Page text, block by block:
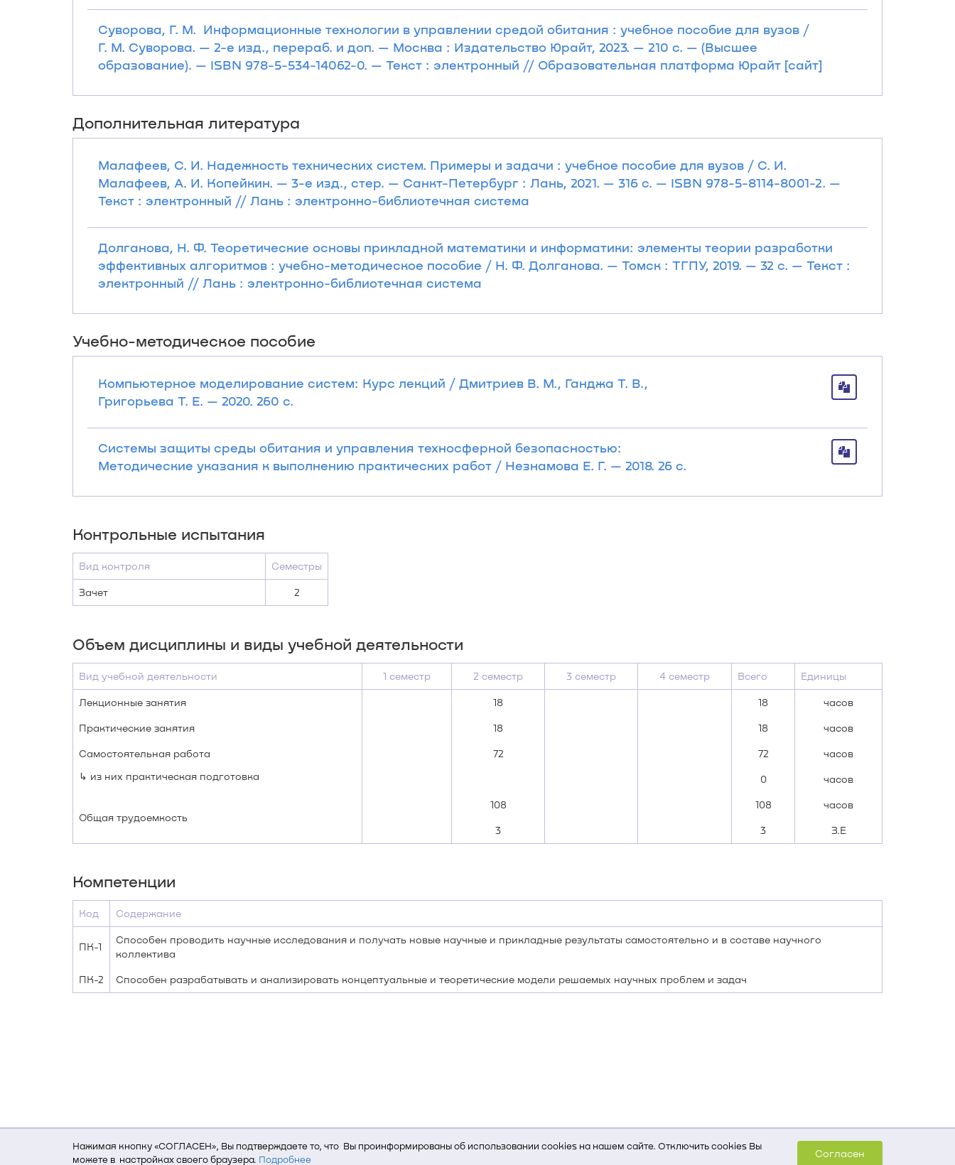
Нажимая кнопку «СОГЛАСЕН», Вы подтверждаете то, что Вы проинформированы об использовании cookies на нашем сайте. Отключить cookies Вы
можете в настройках своего браузера. Подробнее Согласен
Суворова, Г. М. Информационные технологии в управлении средой обитания : учебное пособие для вузов /
Г. М. Суворова. — 2-е изд., перераб. и доп. — Москва : Издательство Юрайт, 2023. — 210 с. — (Высшее
образование). — ISBN 978-5-534-14062-0. — Текст : электронный // Образовательная платформа Юрайт [сайт]
Дополнительная литература
Малафеев, С. И. Надежность технических систем. Примеры и задачи : учебное пособие для вузов / С. И.
Малафеев, А. И. Копейкин. — 3-е изд., стер. — Санкт-Петербург : Лань, 2021. — 316 с. — ISBN 978-5-8114-8001-2. —
Текст : электронный // Лань : электронно-библиотечная система
Долганова, Н. Ф. Теоретические основы прикладной математики и информатики: элементы теории разработки
эффективных алгоритмов : учебно-методическое пособие / Н. Ф. Долганова. — Томск : ТГПУ, 2019. — 32 с. — Текст :
электронный // Лань : электронно-библиотечная система
Учебно-методическое пособие
Компьютерное моделирование систем: Курс лекций / Дмитриев В. М., Ганджа Т. В.,
Григорьева Т. Е. — 2020. 260 с.
Системы защиты среды обитания и управления техносферной безопасностью:
Методические указания к выполнению практических работ / Незнамова Е. Г. — 2018. 26 с.
Контрольные испытания
Вид контроля Семестры
Зачет 2
Объем дисциплины и виды учебной деятельности
Вид учебной деятельности 1 семестр 2 семестр 3 семестр 4 семестр Всего Единицы
Лекционные занятия 18 18 часов
Практические занятия 18 18 часов
Самостоятельная работа 72 72
часов
↳ из них практическая подготовка
0 часов
Общая трудоемкость
108 108 часов
3 3 З.Е
Компетенции
Код Содержание
ПК-1
Способен проводить научные исследования и получать новые научные и прикладные результаты самостоятельно и в составе научного
коллектива
ПК-2 Способен разрабатывать и анализировать концептуальные и теоретические модели решаемых научных проблем и задач